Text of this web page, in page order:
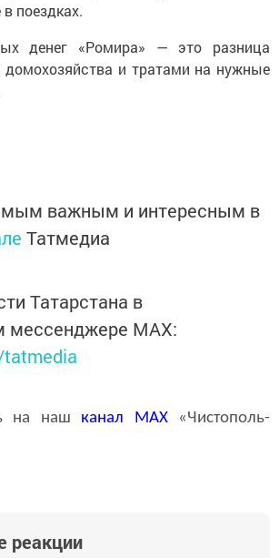
поездках.
денег «Ромира» — это разница
и тратами на нужные
важным и интересным в
Татмедиа
Татарстана в
мессенджере MАХ:
на наш канал MAX«Чистополь-
реакции